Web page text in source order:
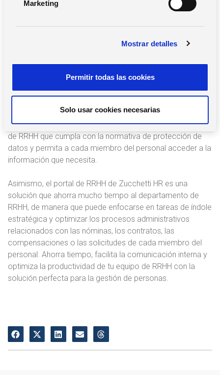
n
m
i
e
n
o
Marketing
Mostrar detalles
Permitir todas las cookies
Solo usar cookies necesarias
empresa se almacena de forma segura en un software
Lo ideal es trabajar únicamente con soluciones de
software de RRHH fiables, que cumplan con la RGPD y
actúen de forma profesional en la gestión y el tratamiento
de gestión de RRHH de Zucchetti Spain, son la herramienta
ideal para las empresas que quieran implementar un Portal
de RRHH que cumpla con la normativa de protección de
datos y permita a cada miembro del personal acceder a la
información que necesita.
Asimismo, el portal de RRHH de Zucchetti HR es una
solución que ahorra mucho tiempo al departamento de
RRHH, de manera que puede enfocarse en tareas de índole
estratégica y optimizar los procesos administrativos
relacionados con las nóminas, los contratos, las
compensaciones o las solicitudes de cada miembro del
personal. Ahorra tiempo, facilita la comunicación interna y
optimiza la productividad de tu equipo de RRHH con la
solución perfecta para la gestión de personas.